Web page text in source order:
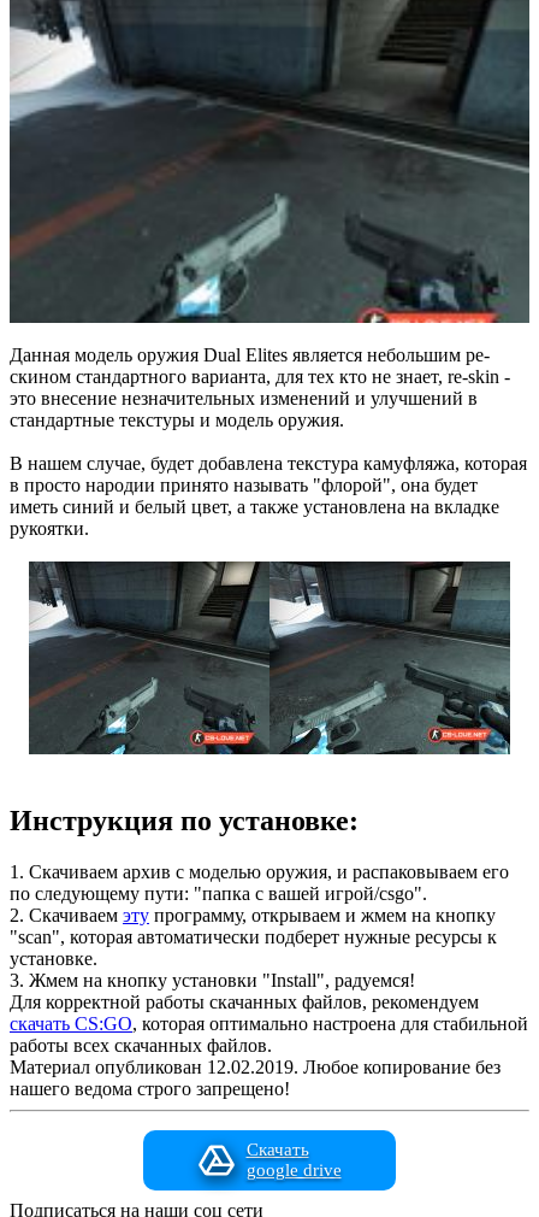
Данная модель оружия Dual Elites является небольшим ре-
скином стандартного варианта, для тех кто не знает, re-skin -
это внесение незначительных изменений и улучшений в
стандартные текстуры и модель оружия.
В нашем случае, будет добавлена текстура камуфляжа, которая
в просто народии принято называть "флорой", она будет
иметь синий и белый цвет, а также установлена на вкладке
рукоятки.
Инструкция по установке:
1. Скачиваем архив с моделью оружия, и распаковываем его
по следующему пути: "папка с вашей игрой/csgo".
2. Скачиваем эту программу, открываем и жмем на кнопку
"scan", которая автоматически подберет нужные ресурсы к
установке.
3. Жмем на кнопку установки "Install", радуемся!
Для корректной работы скачанных файлов, рекомендуем
скачать CS:GO, которая оптимально настроена для стабильной
работы всех скачанных файлов.
Материал опубликован 12.02.2019. Любое копирование без
нашего ведома строго запрещено!
Скачать
google drive
Подписаться на наши соц сети